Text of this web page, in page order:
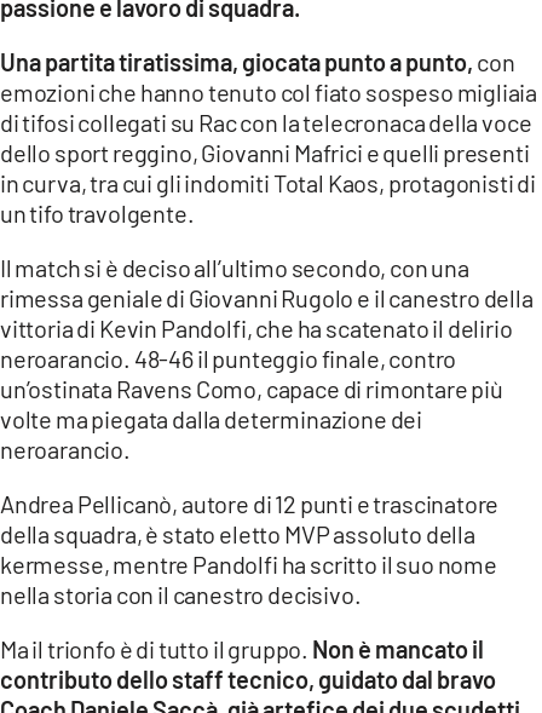
LACONAIR.IT
LACITYMAG.IT
ILREGGINO.IT
COSENZACHANNEL.IT
ILVIBONESE.IT
CATANZAROCHANNEL.IT
LACAPITALENEWS.IT
App
ANDROID
APPLE
passione e lavoro di squadra.
Una partita tiratissima, giocata punto a punto, con
emozioni che hanno tenuto col fiato sospeso migliaia
di tifosi collegati su Rac con la telecronaca della voce
dello sport reggino, Giovanni Mafrici e quelli presenti
in curva, tra cui gli indomiti Total Kaos, protagonisti di
un tifo travolgente.
Il match si è deciso all’ultimo secondo, con una
rimessa geniale di Giovanni Rugolo e il canestro della
vittoria di Kevin Pandolfi, che ha scatenato il delirio
neroarancio. 48-46 il punteggio finale, contro
un’ostinata Ravens Como, capace di rimontare più
volte ma piegata dalla determinazione dei
neroarancio.
Andrea Pellicanò, autore di 12 punti e trascinatore
della squadra, è stato eletto MVP assoluto della
kermesse, mentre Pandolfi ha scritto il suo nome
nella storia con il canestro decisivo.
Ma il trionfo è di tutto il gruppo. Non è mancato il
contributo dello staff tecnico, guidato dal bravo